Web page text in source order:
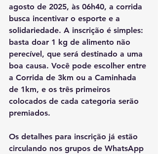
agosto de 2025, às 06h40, a corrida
busca incentivar o esporte e a
solidariedade. A inscrição é simples:
basta doar 1 kg de alimento não
perecível, que será destinado a uma
boa causa. Você pode escolher entre
a Corrida de 3km ou a Caminhada
de 1km, e os três primeiros
colocados de cada categoria serão
premiados.
Os detalhes para inscrição já estão
circulando nos grupos de WhatsApp